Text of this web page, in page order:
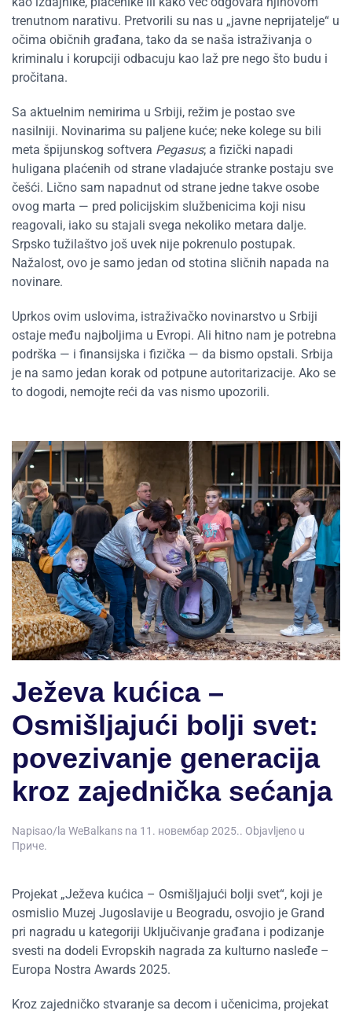
trenutnom narativu. Pretvorili su nas u „javne neprijatelje“ u
očima običnih građana, tako da se naša istraživanja o
kriminalu i korupciji odbacuju kao laž pre nego što budu i
pročitana.
Sa aktuelnim nemirima u Srbiji, režim je postao sve
nasilniji. Novinarima su paljene kuće; neke kolege su bili
meta špijunskog softvera Pegasus; a fizički napadi
huligana plaćenih od strane vladajuće stranke postaju sve
češći. Lično sam napadnut od strane jedne takve osobe
ovog marta — pred policijskim službenicima koji nisu
reagovali, iako su stajali svega nekoliko metara dalje.
Srpsko tužilaštvo još uvek nije pokrenulo postupak.
Nažalost, ovo je samo jedan od stotina sličnih napada na
novinare.
Uprkos ovim uslovima, istraživačko novinarstvo u Srbiji
ostaje među najboljima u Evropi. Ali hitno nam je potrebna
podrška — i finansijska i fizička — da bismo opstali. Srbija
je na samo jedan korak od potpune autoritarizacije. Ako se
to dogodi, nemojte reći da vas nismo upozorili.
Ježeva kućica –
Osmišljajući bolji svet:
povezivanje generacija
kroz zajednička sećanja
Napisao/la WeBalkans na 11. новембар 2025.. Objavljeno u
Приче.
Projekat „Ježeva kućica – Osmišljajući bolji svet“, koji je
osmislio Muzej Jugoslavije u Beogradu, osvojio je Grand
pri nagradu u kategoriji Uključivanje građana i podizanje
svesti na dodeli Evropskih nagrada za kulturno nasleđe –
Europa Nostra Awards 2025.
Kroz zajedničko stvaranje sa decom i učenicima, projekat